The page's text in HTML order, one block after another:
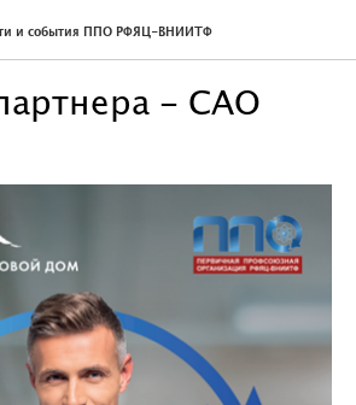
и события ППО РФЯЦ-ВНИИТФ
– САО